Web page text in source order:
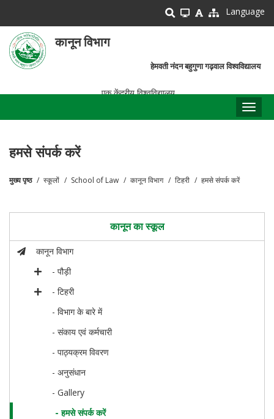
main
content
Language
कानून विभाग
हेमवती नंदन बहुगुणा गढ़वाल विश्वविद्यालय
एक केंद्रीय विश्वविद्यालय
हमसे संपर्क करें
मुख्य पृष्ठ स्कूलों School of Law कानून विभाग टिहरी हमसे संपर्क करें
कानून का स्कूल
कानून विभाग
- पौड़ी
- टिहरी
- विभाग के बारे में
- संकाय एवं कर्मचारी
- पाठ्यक्रम विवरण
- अनुसंधान
- Gallery
- हमसे संपर्क करें